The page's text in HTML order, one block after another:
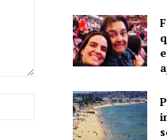
Website: